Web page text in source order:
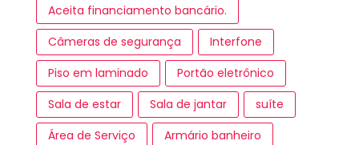
Aceita financiamento bancário.
Câmeras de segurança
Interfone
Piso em laminado
Portão eletrônico
Sala de estar
Sala de jantar
suíte
Área de Serviço
Armário banheiro